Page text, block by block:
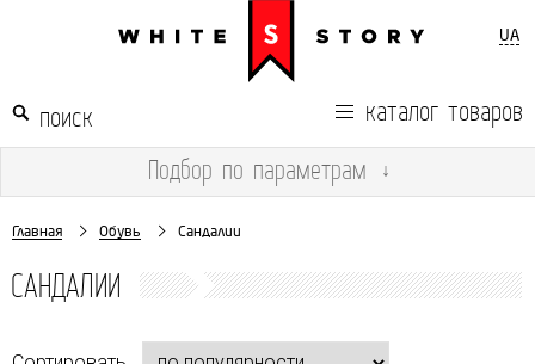
UA
каталог товаров
Подбор по параметрам ↓
Главная Обувь Сандалии
САНДАЛИИ